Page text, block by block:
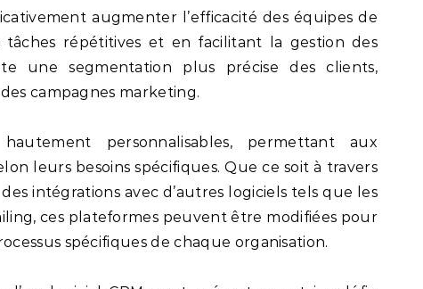
augmenter l’efficacité des équipes de
répétitives et en facilitant la gestion des
une segmentation plus précise des clients,
campagnes marketing.
personnalisables, permettant aux
leurs besoins spécifiques. Que ce soit à travers
intégrations avec d’autres logiciels tels que les
ces plateformes peuvent être modifiées pour
spécifiques de chaque organisation.